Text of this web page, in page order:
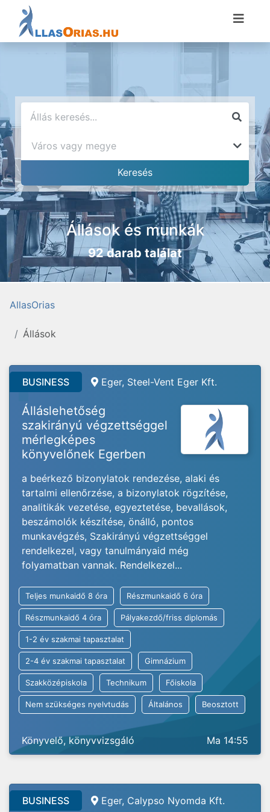
Állások és munkák
92 darab találat
AllasOrias
Állások
BUSINESS Eger, Steel-Vent Eger Kft.
Álláslehetőség
szakirányú végzettséggel
mérlegképes
könyvelőnek Egerben
a beérkező bizonylatok rendezése, alaki és
tartalmi ellenőrzése, a bizonylatok rögzítése,
analitikák vezetése, egyeztetése, bevallások,
beszámolók készítése, önálló, pontos
munkavégzés, Szakirányú végzettséggel
rendelkezel, vagy tanulmányaid még
folyamatban vannak. Rendelkezel...
Teljes munkaidő 8 óra Részmunkaidő 6 óra
Részmunkaidő 4 óra Pályakezdő/friss diplomás
1-2 év szakmai tapasztalat
2-4 év szakmai tapasztalat Gimnázium
Szakközépiskola Technikum Főiskola
Nem szükséges nyelvtudás Általános Beosztott
Könyvelő, könyvvizsgáló Ma 14:55
BUSINESS Eger, Calypso Nyomda Kft.